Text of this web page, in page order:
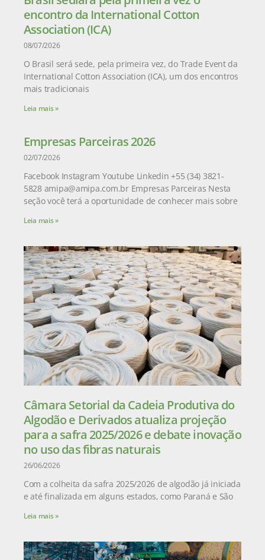
encontro da International Cotton
Association (ICA)
08/07/2026
O Brasil será sede, pela primeira vez, do Trade Event da
International Cotton Association (ICA), um dos encontros
mais tradicionais
Leia mais »
Empresas Parceiras 2026
02/07/2026
Facebook Instagram Youtube Linkedin +55 (34) 3821-
5828 amipa@amipa.com.br Empresas Parceiras Nesta
seção você terá a oportunidade de conhecer mais sobre
Leia mais »
Câmara Setorial da Cadeia Produtiva do
Algodão e Derivados atualiza projeção
para a safra 2025/2026 e debate inovação
no uso das fibras naturais
26/06/2026
Com a colheita da safra 2025/2026 de algodão já iniciada
e até finalizada em alguns estados, como Paraná e São
Leia mais »